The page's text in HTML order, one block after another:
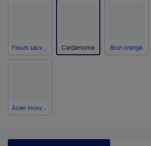
Cardamome Brun orangé